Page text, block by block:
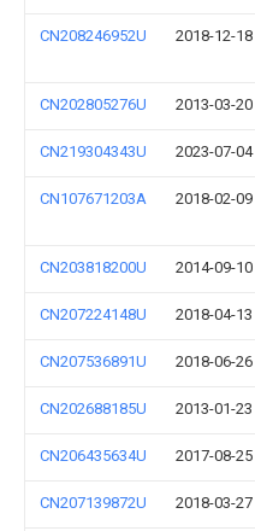
CN208246952U 2018-12-18
CN202805276U 2013-03-20
CN219304343U 2023-07-04
CN107671203A 2018-02-09
CN203818200U 2014-09-10
CN207224148U 2018-04-13
CN207536891U 2018-06-26
CN202688185U 2013-01-23
CN206435634U 2017-08-25
CN207139872U 2018-03-27